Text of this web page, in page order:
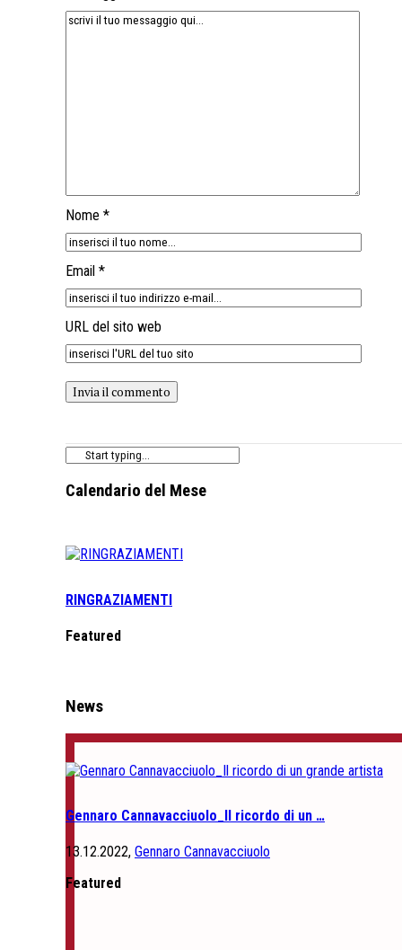
Nome *
Email *
URL del sito web
Calendario del Mese
RINGRAZIAMENTI
Featured
News
Gennaro Cannavacciuolo_Il ricordo di un …
13.12.2022, Gennaro Cannavacciuolo
Featured